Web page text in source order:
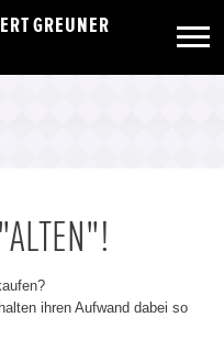
GREUNER
ihren Aufwand dabei so